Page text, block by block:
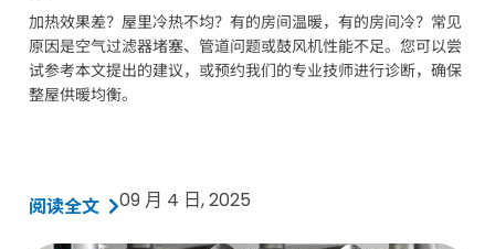
加热效果差？屋里冷热不均？有的房间温暖，有的房间冷？常见
原因是空气过滤器堵塞、管道问题或鼓风机性能不足。您可以尝
试参考本文提出的建议，或预约我们的专业技师进行诊断，确保
整屋供暖均衡。
阅读全文 09 月 4 日, 2025